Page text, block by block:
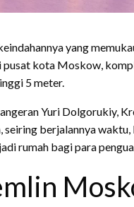
yang
kota Moskow,
5 meter.
Yuri Dolgorukiy,
seiring berjalannya
rumah bagi para